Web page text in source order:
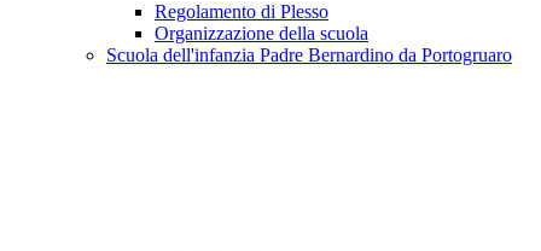
Regolamento di Plesso
Organizzazione della scuola
Scuola dell'infanzia Padre Bernardino da Portogruaro